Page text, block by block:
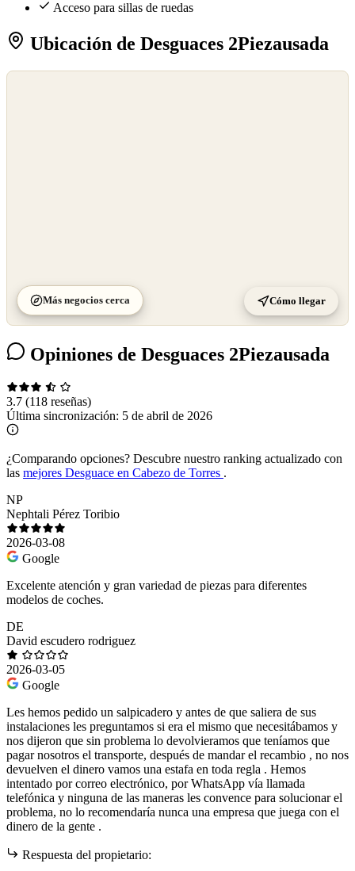
Acceso para sillas de ruedas
Ubicación de Desguaces 2Piezausada
Más negocios cerca Cómo llegar
Opiniones de Desguaces 2Piezausada
3.7 (118 reseñas)
Última sincronización: 5 de abril de 2026
¿Comparando opciones? Descubre nuestro ranking actualizado con
las mejores Desguace en Cabezo de Torres .
NP
Nephtali Pérez Toribio
2026-03-08
Google
Excelente atención y gran variedad de piezas para diferentes
modelos de coches.
DE
David escudero rodriguez
2026-03-05
Google
Les hemos pedido un salpicadero y antes de que saliera de sus
instalaciones les preguntamos si era el mismo que necesitábamos y
nos dijeron que sin problema lo devolvieramos que teníamos que
pagar nosotros el transporte, después de mandar el recambio , no nos
devuelven el dinero vamos una estafa en toda regla . Hemos
intentado por correo electrónico, por WhatsApp vía llamada
telefónica y ninguna de las maneras les convence para solucionar el
problema, no lo recomendaría nunca una empresa que juega con el
dinero de la gente .
Respuesta del propietario: